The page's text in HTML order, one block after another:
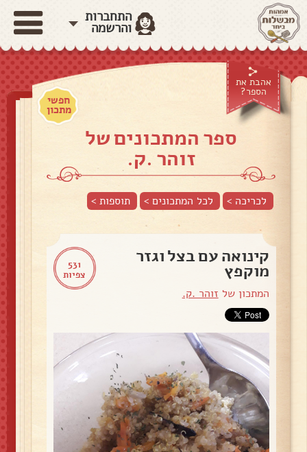
התחברות
והרשמה
אהבת את
הספר?
חפשי
מתכון
ספר המתכונים של
זוהר .ק.
לכריכה > לכל המתכונים > תוספות>
531
צפיות
קינואה עם בצל וגזר
מוקפץ
המתכון של זוהר .ק.